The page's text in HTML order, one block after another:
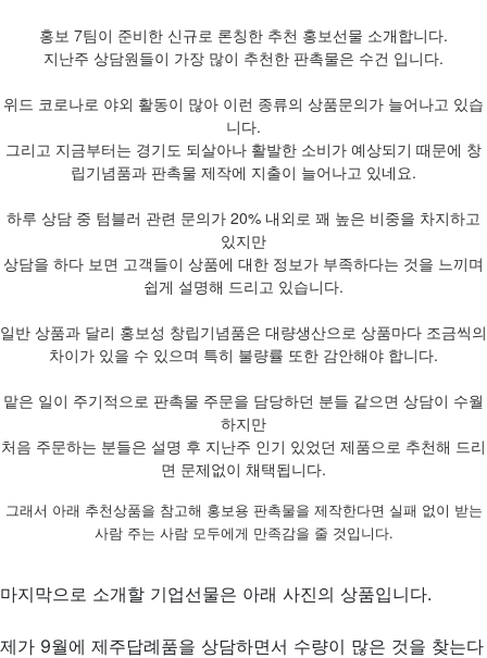
홍보 7팀이 준비한 신규로 론칭한 추천 홍보선물 소개합니다.
지난주 상담원들이 가장 많이 추천한 판촉물은 수건 입니다.
위드 코로나로 야외 활동이 많아 이런 종류의 상품문의가 늘어나고 있습
니다.
그리고 지금부터는 경기도 되살아나 활발한 소비가 예상되기 때문에 창
립기념품과 판촉물 제작에 지출이 늘어나고 있네요.
하루 상담 중 텀블러 관련 문의가 20% 내외로 꽤 높은 비중을 차지하고
있지만
상담을 하다 보면 고객들이 상품에 대한 정보가 부족하다는 것을 느끼며
쉽게 설명해 드리고 있습니다.
일반 상품과 달리 홍보성 창립기념품은 대량생산으로 상품마다 조금씩의
차이가 있을 수 있으며 특히 불량률 또한 감안해야 합니다.
맡은 일이 주기적으로 판촉물 주문을 담당하던 분들 같으면 상담이 수월
하지만
처음 주문하는 분들은 설명 후 지난주 인기 있었던 제품으로 추천해 드리
면 문제없이 채택됩니다.
그래서 아래 추천상품을 참고해 홍보용 판촉물을 제작한다면 실패 없이 받는
사람 주는 사람 모두에게 만족감을 줄 것입니다.
마지막으로 소개할 기업선물은 아래 사진의 상품입니다.
제가 9월에 제주답례품을 상담하면서 수량이 많은 것을 찾는다